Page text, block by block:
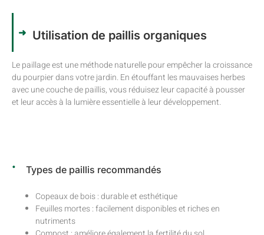
Utilisation de paillis organiques
Le paillage est une méthode naturelle pour empêcher la croissance
du pourpier dans votre jardin. En étouffant les mauvaises herbes
avec une couche de paillis, vous réduisez leur capacité à pousser
et leur accès à la lumière essentielle à leur développement.
Types de paillis recommandés
Copeaux de bois : durable et esthétique
Feuilles mortes : facilement disponibles et riches en
nutriments